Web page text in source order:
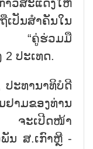
ວສະແດງໃຫ້
ປັນສຳຄັນໃນ
“ຄູ່ຮ່ວມມື
ປະເທດ.
ະທານາທິບໍດີ
າມຂອງທ່ານ
ຈະເປີດໜ້າ
ນ ສ.ເກົາຫຼີ -